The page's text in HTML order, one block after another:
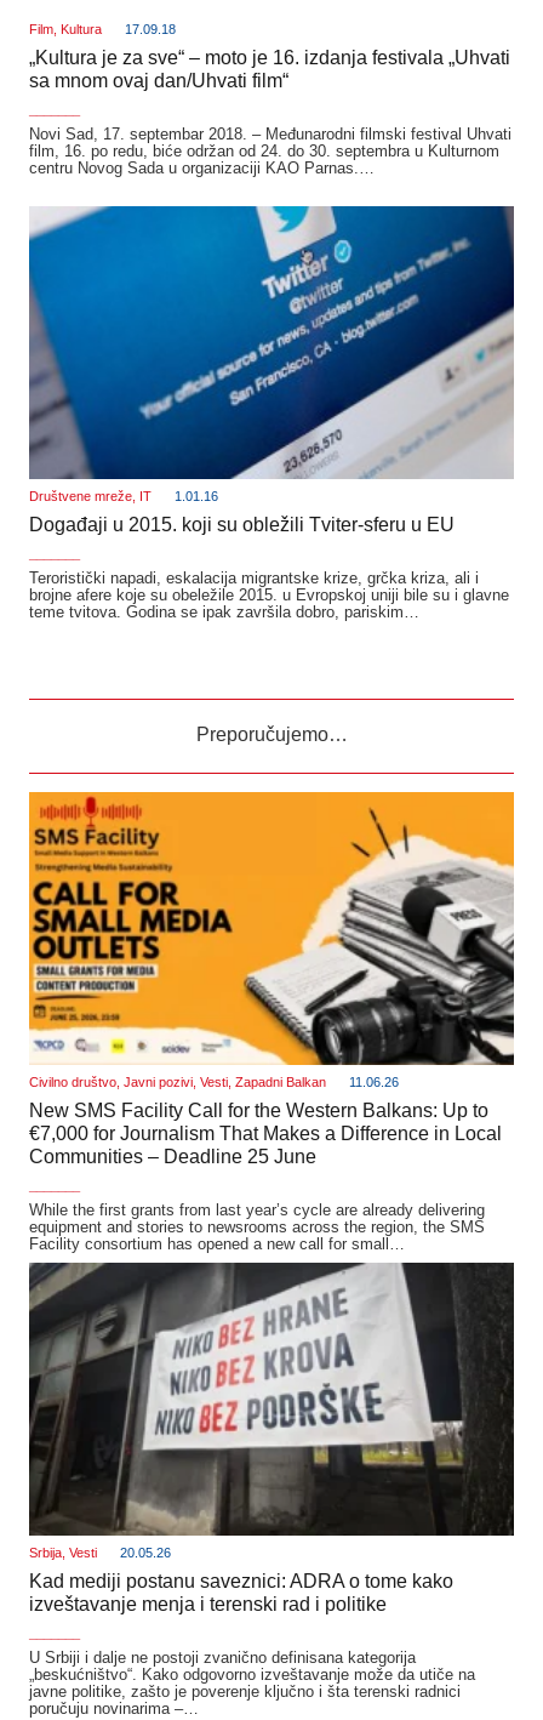
Film Kultura 17.09.18
„Kultura je za sve“ – moto je 16. izdanja festivala „Uhvati
sa mnom ovaj dan/Uhvati film“
Novi Sad, 17. septembar 2018. – Međunarodni filmski festival Uhvati
film, 16. po redu, biće održan od 24. do 30. septembra u Kulturnom
centru Novog Sada u organizaciji KAO Parnas.…
Društvene mreže IT 1.01.16
Događaji u 2015. koji su obležili Tviter-sferu u EU
Teroristički napadi, eskalacija migrantske krize, grčka kriza, ali i
brojne afere koje su obeležile 2015. u Evropskoj uniji bile su i glavne
teme tvitova. Godina se ipak završila dobro, pariskim…
Preporučujemo…
Civilno društvo, Javni pozivi, Vesti, Zapadni Balkan 11.06.26
New SMS Facility Call for the Western Balkans: Up to
€7,000 for Journalism That Makes a Difference in Local
Communities – Deadline 25 June
While the first grants from last year’s cycle are already delivering
equipment and stories to newsrooms across the region, the SMS
Facility consortium has opened a new call for small…
Srbija, Vesti 20.05.26
Kad mediji postanu saveznici: ADRA o tome kako
izveštavanje menja i terenski rad i politike
U Srbiji i dalje ne postoji zvanično definisana kategorija
„beskućništvo“. Kako odgovorno izveštavanje može da utiče na
javne politike, zašto je poverenje ključno i šta terenski radnici
poručuju novinarima –…